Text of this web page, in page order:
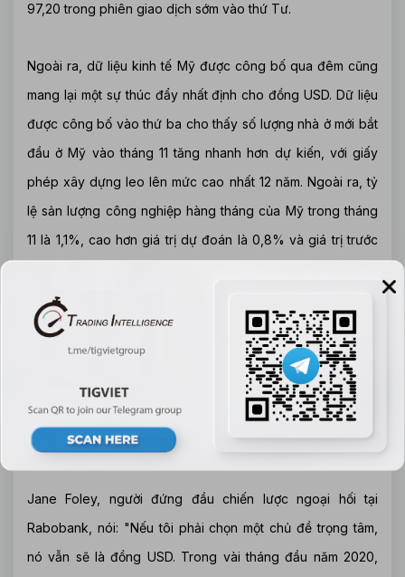
97,20 trong phiên giao dịch sớm vào thứ Tư.
Ngoài ra, dữ liệu kinh tế Mỹ được công bố qua đêm cũng
mang lại một sự thúc đẩy nhất định cho đồng USD. Dữ liệu
được công bố vào thứ ba cho thấy số lượng nhà ở mới bắt
đầu ở Mỹ vào tháng 11 tăng nhanh hơn dự kiến, với giấy
phép xây dựng leo lên mức cao nhất 12 năm. Ngoài ra, tỷ
lệ sản lượng công nghiệp hàng tháng của Mỹ trong tháng
11 là 1,1%, cao hơn giá trị dự đoán là 0,8% và giá trị trước
Keith Lerner, chiến lược gia trưởng thị trường tại Truist /
SunTrust Consulting Services, cho biết: "Hầu hết các dữ
liệu cho thấy nền kinh tế toàn cầu đang ổn định và nền kinh
tế Mỹ đang tăng trưởng với tốc độ ổn định. Thị trường đã
tái hấp thụ nguy cơ suy thoái.
Jane Foley, người đứng đầu chiến lược ngoại hối tại
Rabobank, nói: "Nếu tôi phải chọn một chủ đề trọng tâm,
nó vẫn sẽ là đồng USD. Trong vài tháng đầu năm 2020,